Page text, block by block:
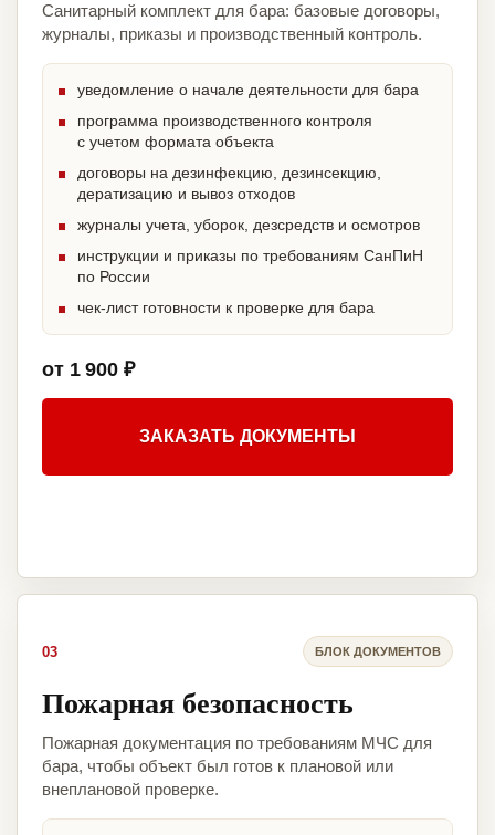
Санитарный комплект для бара: базовые договоры,
журналы, приказы и производственный контроль.
уведомление о начале деятельности для бара
программа производственного контроля
с учетом формата объекта
договоры на дезинфекцию, дезинсекцию,
дератизацию и вывоз отходов
журналы учета, уборок, дезсредств и осмотров
инструкции и приказы по требованиям СанПиН
по России
чек-лист готовности к проверке для бара
от 1 900 ₽
ЗАКАЗАТЬ ДОКУМЕНТЫ
03 БЛОК ДОКУМЕНТОВ
Пожарная безопасность
Пожарная документация по требованиям МЧС для
бара, чтобы объект был готов к плановой или
внеплановой проверке.